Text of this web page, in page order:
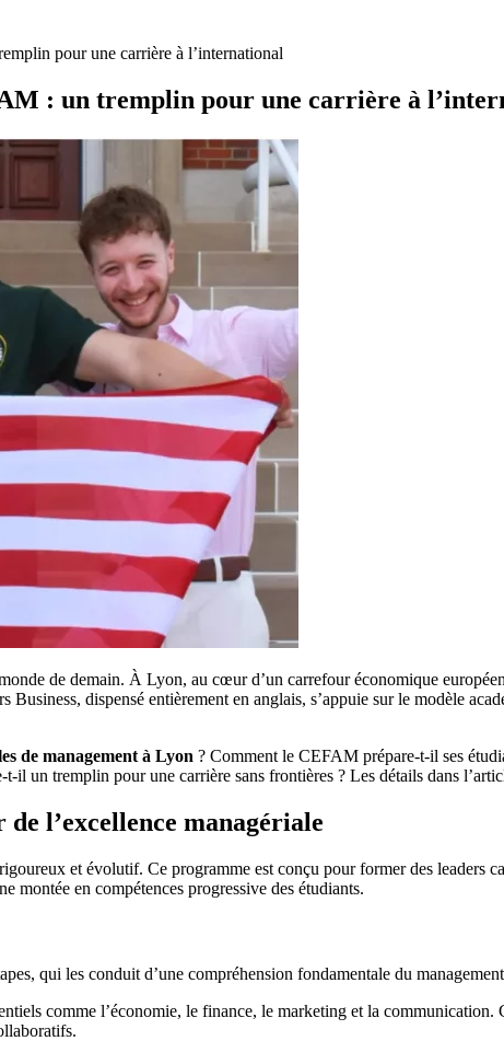
pour une carrière à l’international
: un tremplin pour une carrière à
de demain. À Lyon, au cœur d’un carrefour économique
dispensé entièrement en anglais, s’appuie sur le modèle
de management à Lyon ? Comment le CEFAM prépare-t-il ses
il un tremplin pour une carrière sans frontières ? Les détails dans
l’excellence managériale
et évolutif. Ce programme est conçu pour former des leaders
montée en compétences progressive des étudiants.
qui les conduit d’une compréhension fondamentale du
comme l’économie, le finance, le marketing et la